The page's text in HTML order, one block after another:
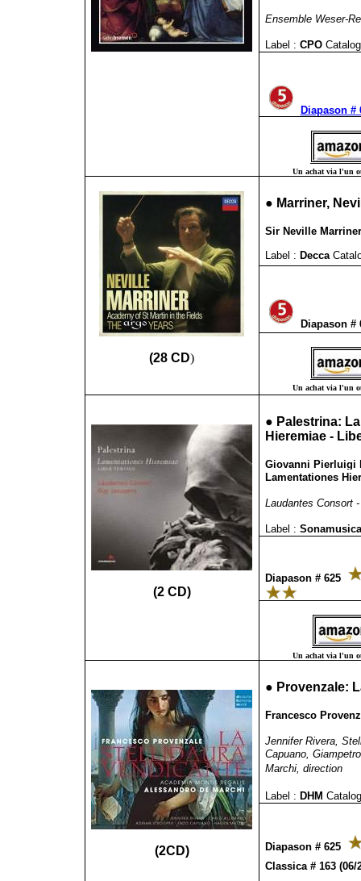
Ensemble Weser-
Label : CPO
Diapason #
Un achat via l'un
(28 CD)
● Marriner,
Sir Neville Marriner
Label : Decca
Diapason
Un achat via l'un
(2 CD)
● Palestrina:
Hieremiae -
Giovanni Pierluigi
Lamentationes
Laudantes Consort
Label :
Diapason # 625
Un achat via l'un
(2CD)
● Provenzale:
Francesco
Jennifer Rivera,
Capuano,
Marchi, direction
Label : DHM
Diapason # 625
Classica # 163 (06/